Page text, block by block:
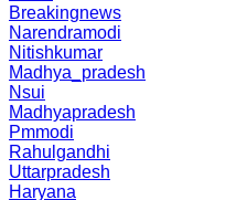
Breakingnews
Narendramodi
Nitishkumar
Madhya_pradesh
Nsui
Madhyapradesh
Pmmodi
Rahulgandhi
Uttarpradesh
Haryana